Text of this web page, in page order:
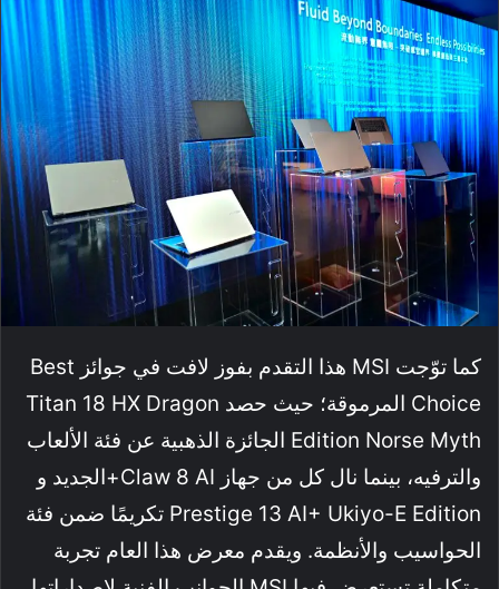
كما توّجت MSI هذا التقدم بفوز لافت في جوائز Best
Choice المرموقة؛ حيث حصد Titan 18 HX Dragon
Edition Norse Myth الجائزة الذهبية عن فئة الألعاب
والترفيه، بينما نال كل من جهاز Claw 8 AI+الجديد و
Prestige 13 AI+ Ukiyo-E Edition تكريمًا ضمن فئة
الحواسيب والأنظمة. ويقدم معرض هذا العام تجربة